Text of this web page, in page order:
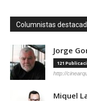
Columnistas
Jorge
121
http://
Miquel